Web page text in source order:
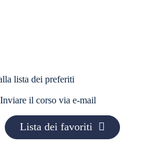
lista dei preferiti
Inviare il corso via e-mail
Lista dei favoriti